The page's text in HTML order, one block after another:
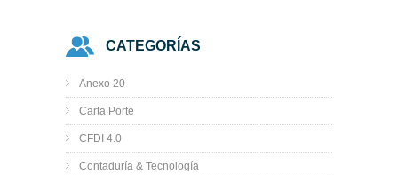
CATEGORÍAS
Anexo 20
Carta Porte
CFDI 4.0
Contaduría & Tecnología